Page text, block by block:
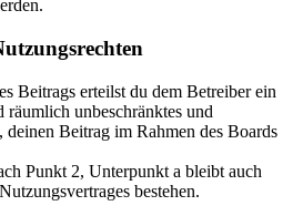
Beitrags erteilst du dem Betreiber ein
räumlich unbeschränktes und
deinen Beitrag im Rahmen des Boards
Punkt 2, Unterpunkt a bleibt auch
bestehen.